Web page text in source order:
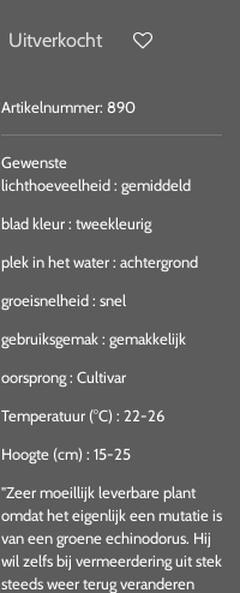
Uitverkocht
Artikelnummer: 890
Gewenste
lichthoeveelheid: gemiddeld
blad kleur: tweekleurig
plek in het water: achtergrond
groeisnelheid: snel
gebruiksgemak: gemakkelijk
oorsprong: Cultivar
Temperatuur (°C) : 22-26
Hoogte (cm) : 15-25
"Zeer moeillijk leverbare plant
omdat het eigenlijk een mutatie is
van een groene echinodorus. Hij
wil zelfs bij vermeerdering uit stek
steeds weer terug veranderen